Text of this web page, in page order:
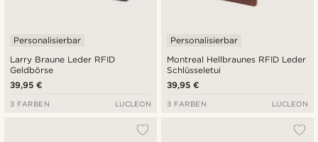
Larry Braune Leder RFID
Geldbörse
Personalisierbar
39,95 €
3 FARBEN LUCLEON
Montreal Hellbraunes RFID Leder
Schlüsseletui
Personalisierbar
39,95 €
3 FARBEN LUCLEON